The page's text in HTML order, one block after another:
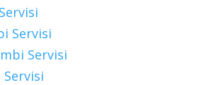
Servisi
Servisi
Servisi